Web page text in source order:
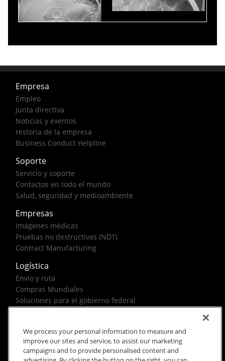
Empresa
Empleo
Junta directiva
Noticias y eventos
Historia de la empresa
Business Conduct Helpline
Soporte
Servicio y soporte
Contactos en todo el mundo
Salud, seguridad y medioambiente
Empresas
Imágenes médicas
Pruebas no destructivas (NDT)
Contract Manufacturing
Logística
Envío y ruta
Compras Mundiales
Soluciones para el gobierno federal
We process your personal information to measure and
improve our sites and service, to assist our marketing
campaigns and to provide personalised content and